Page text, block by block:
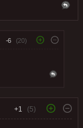
-6 (20)
+1 (5)